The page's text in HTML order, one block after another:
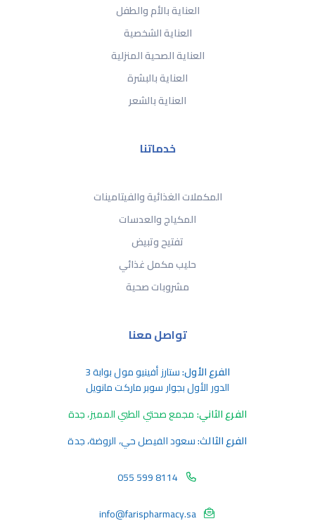
العناية بالأم والطفل
العناية الشخصية
العناية الصحية المنزلية
العناية بالبشرة
العناية بالشعر
خدماتنا
المكملات الغذائية والفيتامينات
المكياج والعدسات
تفتيح وتبيض
حليب مكمل غذائي
مشروبات صحية
تواصل معنا
الفرع الأول:ستارز أفينيو مول بوابة 3
الدور الأول بجوار سوبر ماركت مانويل
الفرع الثاني:مجمع صحتي الطبي المميز، جدة
الفرع الثالث:سعود الفيصل حي، الروضة، جدة
055 599 8114
info@farispharmacy.sa